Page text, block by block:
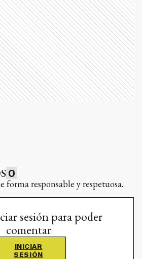
0
forma responsable y respetuosa.
sesión para poder
comentar
INICIAR
SESIÓN